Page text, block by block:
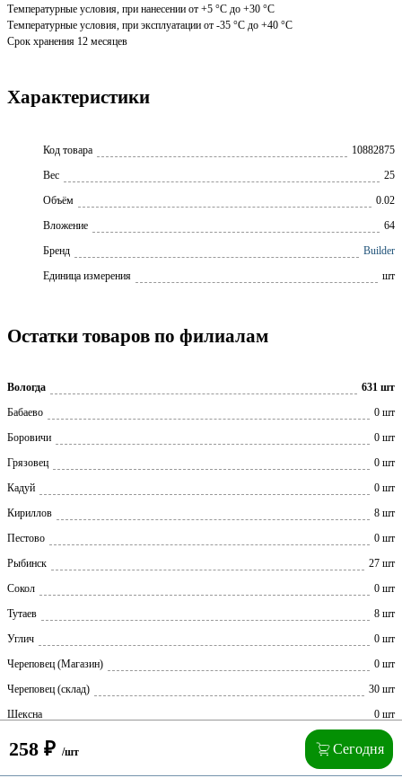
Температурные условия, при нанесении от +5 °С до +30 °С
Температурные условия, при эксплуатации от -35 °С до +40 °С
Срок хранения 12 месяцев
Характеристики
Код товара
10882875
Вес
25
Объём
0.02
Вложение
64
Бренд
Builder
Единица измерения
шт
Остатки товаров по филиалам
Вологда
631 шт
Бабаево
0 шт
Боровичи
0 шт
Грязовец
0 шт
Кадуй
0 шт
Кириллов
8 шт
Пестово
0 шт
Рыбинск
27 шт
Сокол
0 шт
Тутаев
8 шт
Углич
0 шт
Череповец (Магазин)
0 шт
Череповец (склад)
30 шт
Шексна
0 шт
258 ₽ /шт Сегодня